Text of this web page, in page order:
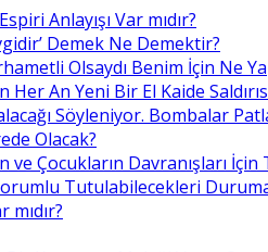
Anlayışı Var mıdır?
Demek Ne Demektir?
Olsaydı Benim İçin Ne
Her An Yeni Bir El Kaide
Söyleniyor. Bombalar
Olacak?
ve Çocukların Davranışları İçin
Tutulabilecekleri
mıdır?